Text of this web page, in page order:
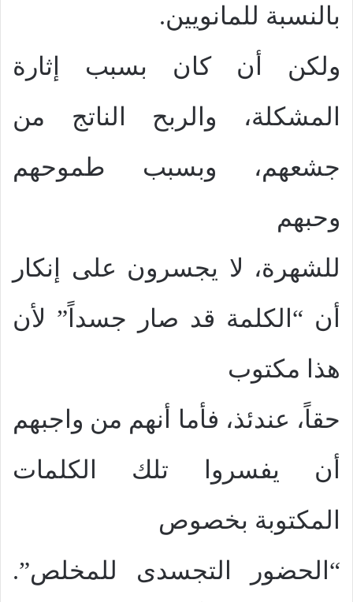
بالنسبة للمانويين.
ولكن أن كان بسبب إثارة
المشكلة، والربح الناتج من
جشعهم، وبسبب طموحهم
وحبهم
للشهرة، لا يجسرون على إنكار
أن “الكلمة قد صار جسداً” لأن
هذا مكتوب
حقاً، عندئذ، فأما أنهم من واجبهم
أن يفسروا تلك الكلمات
المكتوبة بخصوص
“الحضور التجسدى للمخلص”.